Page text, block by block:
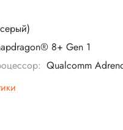
8+ Gen 1
Qualcomm